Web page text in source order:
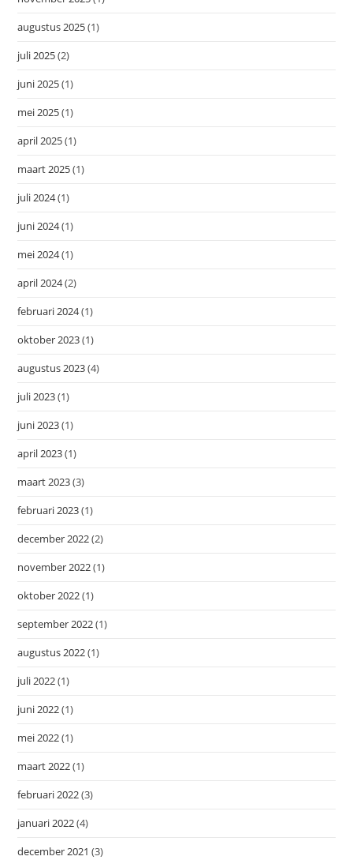
augustus 2025(1)
juli 2025(2)
juni 2025(1)
mei 2025(1)
april 2025(1)
maart 2025(1)
juli 2024(1)
juni 2024(1)
mei 2024(1)
april 2024(2)
februari 2024(1)
oktober 2023(1)
augustus 2023(4)
juli 2023(1)
juni 2023(1)
april 2023(1)
maart 2023(3)
februari 2023(1)
december 2022(2)
november 2022(1)
oktober 2022(1)
september 2022(1)
augustus 2022(1)
juli 2022(1)
juni 2022(1)
mei 2022(1)
maart 2022(1)
februari 2022(3)
januari 2022(4)
december 2021 (3)